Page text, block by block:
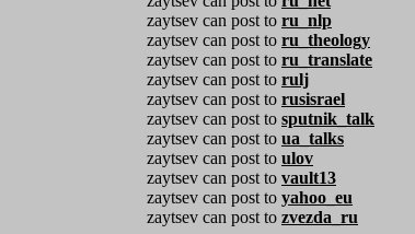
zaytsev can post to ru_nlp
zaytsev can post to ru_theology
zaytsev can post to ru_translate
zaytsev can post to rulj
zaytsev can post to rusisrael
zaytsev can post to sputnik_talk
zaytsev can post to ua_talks
zaytsev can post to ulov
zaytsev can post to vault13
zaytsev can post to yahoo_eu
zaytsev can post to zvezda_ru